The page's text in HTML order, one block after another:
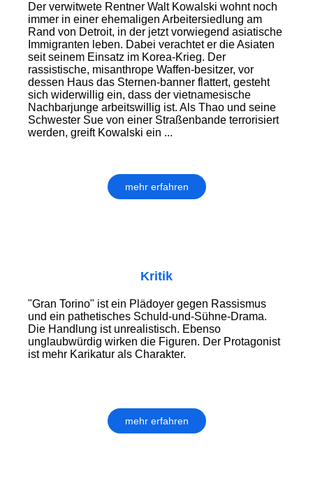
Der verwitwete Rentner Walt Kowalski wohnt noch
immer in einer ehemaligen Arbeitersiedlung am
Rand von Detroit, in der jetzt vorwiegend asiatische
Immigranten leben. Dabei verachtet er die Asiaten
seit seinem Einsatz im Korea-Krieg. Der
rassistische, misanthrope Waffen-besitzer, vor
dessen Haus das Sternen-banner flattert, gesteht
sich widerwillig ein, dass der vietnamesische
Nachbarjunge arbeitswillig ist. Als Thao und seine
Schwester Sue von einer Straßenbande terrorisiert
werden, greift Kowalski ein ...
mehr erfahren
Kritik
"Gran Torino" ist ein Plädoyer gegen Rassismus
und ein pathetisches Schuld-und-Sühne-Drama.
Die Handlung ist unrealistisch. Ebenso
unglaubwürdig wirken die Figuren. Der Protagonist
ist mehr Karikatur als Charakter.
mehr erfahren